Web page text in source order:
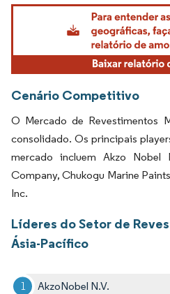
Imagem © Mordor Intelligence. O reuso
Cenário Competitivo
O Mercado de Revestimentos
consolidado. Os principais
mercado incluem Akzo Nobel
Company, Chukogu Marine
Inc.
Líderes do Setor de
Ásia-Pacífico
AkzoNobel N.V.